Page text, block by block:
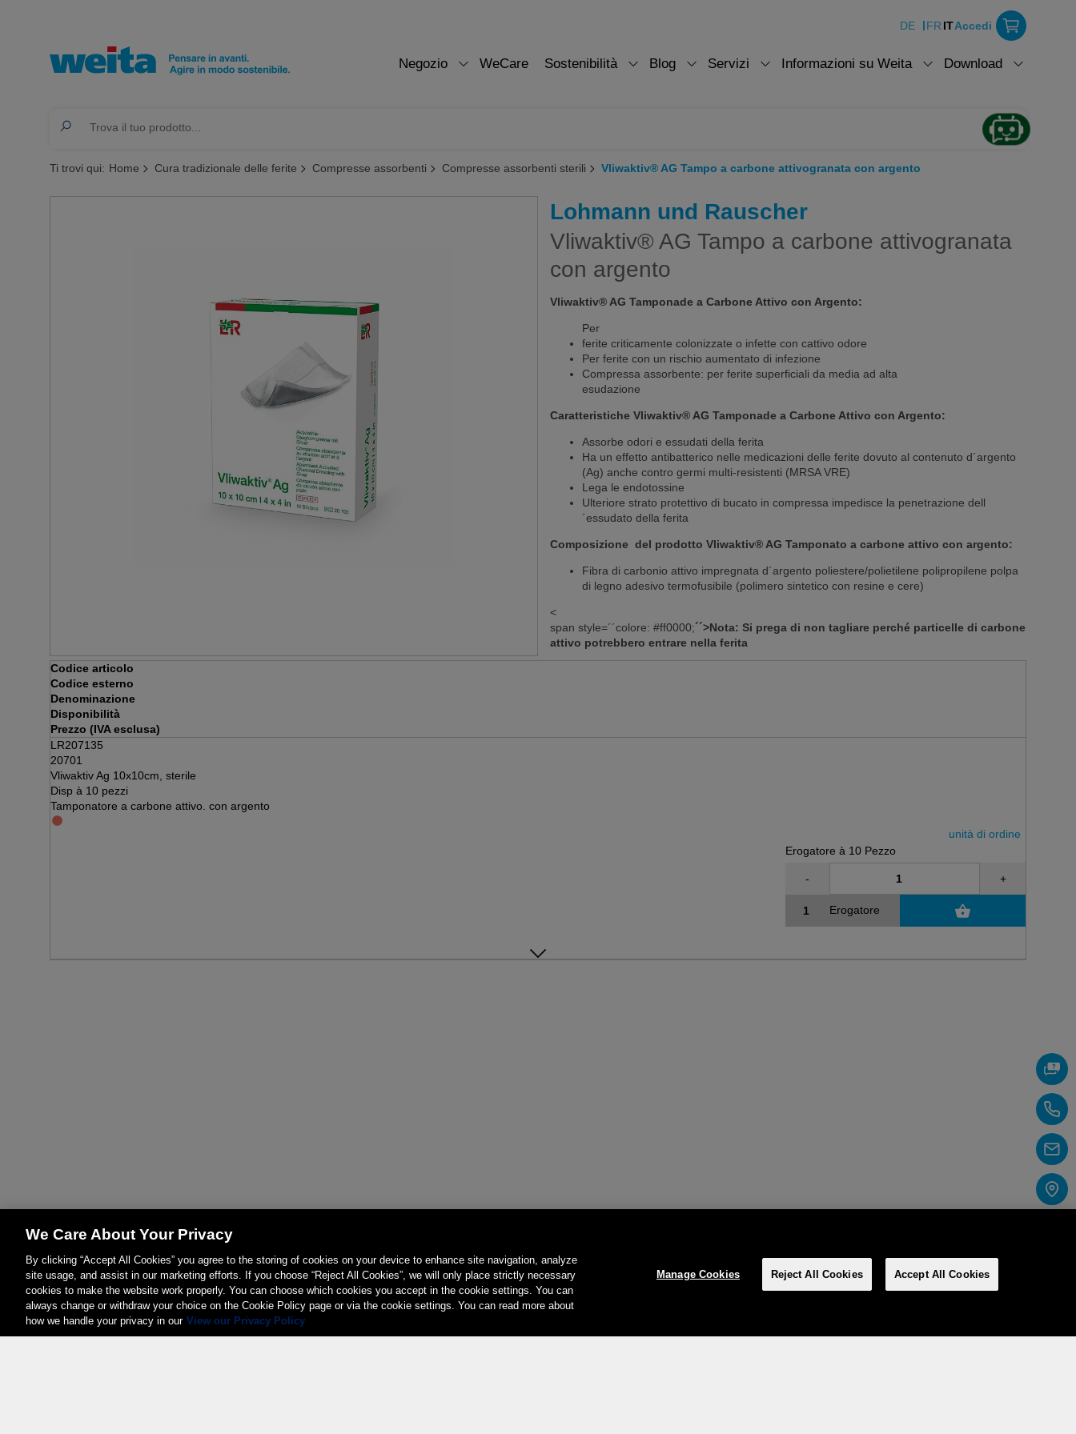
DE FR ITAccedi
Negozio WeCare Sostenibilità Blog Servizi Informazioni su Weita Download
Ti trovi qui: Home Cura tradizionale delle ferite Compresse assorbenti Compresse assorbenti sterili Vliwaktiv® AG Tampo a carbone attivogranata con argento
Lohmann und Rauscher
Vliwaktiv® AG Tampo a carbone attivogranata
con argento
Vliwaktiv® AG Tamponade a Carbone Attivo con Argento:
Per
ferite criticamente colonizzate o infette con cattivo odore
Per ferite con un rischio aumentato di infezione
Compressa assorbente: per ferite superficiali da media ad alta
esudazione
Caratteristiche Vliwaktiv® AG Tamponade a Carbone Attivo con Argento:
Assorbe odori e essudati della ferita
Ha un effetto antibatterico nelle medicazioni delle ferite dovuto al contenuto d´argento
(Ag) anche contro germi multi-resistenti (MRSA VRE)
Lega le endotossine
Ulteriore strato protettivo di bucato in compressa impedisce la penetrazione dell
´essudato della ferita
Composizione del prodotto Vliwaktiv® AG Tamponato a carbone attivo con argento:
Fibra di carbonio attivo impregnata d´argento poliestere/polietilene polipropilene polpa
di legno adesivo termofusibile (polimero sintetico con resine e cere)
<
span style=´´colore: #ff0000;´´>Nota: Si prega di non tagliare perché particelle di carbone
attivo potrebbero entrare nella ferita
Codice articolo
Codice esterno
Denominazione
Disponibilità
Prezzo (IVA esclusa)
LR207135
20701
Vliwaktiv Ag 10x10cm, sterile
Disp à 10 pezzi
Tamponatore a carbone attivo. con argento
unità di ordine
Erogatore à 10 Pezzo
- +
Erogatore
We Care About Your Privacy
By clicking “Accept All Cookies” you agree to the storing of cookies on your device to enhance site navigation, analyze
site usage, and assist in our marketing efforts. If you choose “Reject All Cookies”, we will only place strictly necessary
cookies to make the website work properly. You can choose which cookies you accept in the cookie settings. You can
always change or withdraw your choice on the Cookie Policy page or via the cookie settings. You can read more about
how we handle your privacy in our View our Privacy Policy
Manage Cookies Reject All Cookies Accept All Cookies